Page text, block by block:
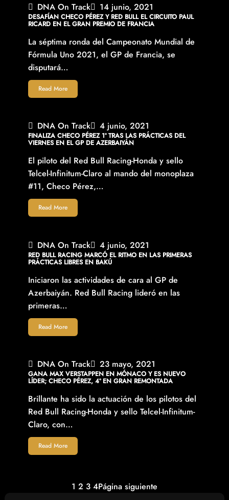
DNA On Track 14 junio, 2021
DESAFÍAN CHECO PÉREZ Y RED BULL EL CIRCUITO PAUL
RICARD EN EL GRAN PREMIO DE FRANCIA
La séptima ronda del Campeonato Mundial de
Fórmula Uno 2021, el GP de Francia, se
disputará…
Read More
DNA On Track 4 junio, 2021
FINALIZA CHECO PÉREZ 1º TRAS LAS PRÁCTICAS DEL
VIERNES EN EL GP DE AZERBAIYÁN
El piloto del Red Bull Racing-Honda y sello
Telcel-Infinitum-Claro al mando del monoplaza
#11, Checo Pérez,…
Read More
DNA On Track 4 junio, 2021
RED BULL RACING MARCÓ EL RITMO EN LAS PRIMERAS
PRÁCTICAS LIBRES EN BAKÚ
Iniciaron las actividades de cara al GP de
Azerbaiyán. Red Bull Racing lideró en las
primeras…
Read More
DNA On Track 23 mayo, 2021
GANA MAX VERSTAPPEN EN MÓNACO Y ES NUEVO
LÍDER; CHECO PÉREZ, 4º EN GRAN REMONTADA
Brillante ha sido la actuación de los pilotos del
Red Bull Racing-Honda y sello Telcel-Infinitum-
Claro, con…
Read More
1 2 3 4Página siguiente